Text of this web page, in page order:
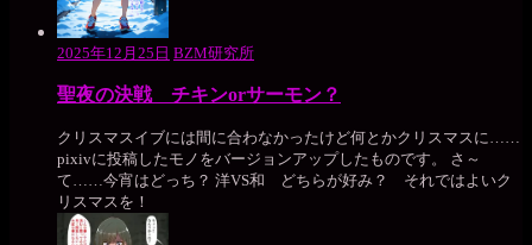
2025年12月25日 BZM研究所
聖夜の決戦 チキンorサーモン？
クリスマスイブには間に合わなかったけど何とかクリスマスに……
pixivに投稿したモノをバージョンアップしたものです。 さ～
て……今宵はどっち？ 洋VS和 どちらが好み？ それではよいク
リスマスを！